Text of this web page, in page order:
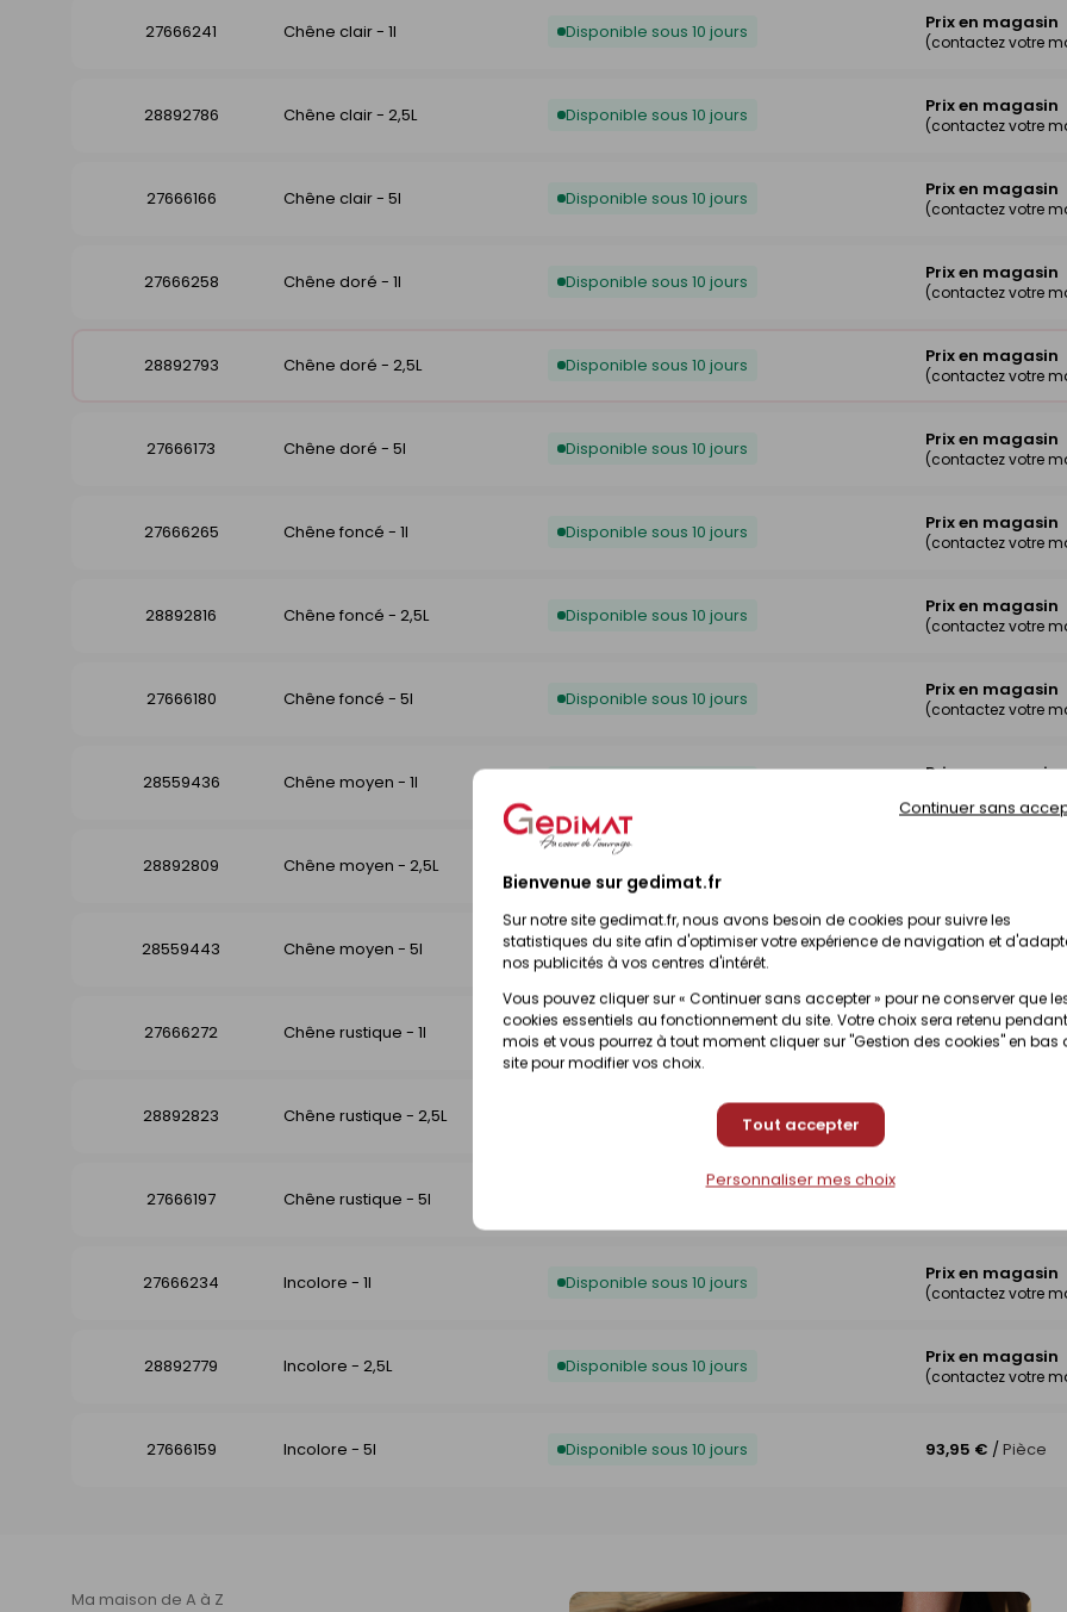
Bienvenue sur gedimat.fr
Sur notre site gedimat.fr, nous avons besoin de cookies pour suivre les
statistiques du site afin d'optimiser votre expérience de navigation et
nos publicités à vos centres d'intérêt.
Vous pouvez cliquer sur « Continuer sans accepter » pour ne conserver que
cookies essentiels au fonctionnement du site. Votre choix sera retenu pendant
mois et vous pourrez à tout moment cliquer sur "Gestion des cookies" en bas
site pour modifier vos choix.
Tout accepter
Continuer sans
Personnaliser mes choix
27666241 Chêne clair - 1l Disponible sous 10 jours Prix en magasin
(contactez votre
28892786 Chêne clair - 2,5L Disponible sous 10 jours Prix en magasin
(contactez votre
27666166 Chêne clair - 5l Disponible sous 10 jours Prix en magasin
(contactez votre
27666258 Chêne doré - 1l Disponible sous 10 jours Prix en magasin
(contactez votre
28892793 Chêne doré - 2,5L Disponible sous 10 jours Prix en magasin
(contactez votre
27666173 Chêne doré - 5l Disponible sous 10 jours Prix en magasin
(contactez votre
27666265 Chêne foncé - 1l Disponible sous 10 jours Prix en magasin
(contactez votre
28892816 Chêne foncé - 2,5L Disponible sous 10 jours Prix en magasin
(contactez votre
27666180 Chêne foncé - 5l Disponible sous 10 jours Prix en magasin
(contactez votre
28559436 Chêne moyen - 1l Prix en magasin
28892809 Chêne moyen - 2,5L
28559443 Chêne moyen - 5l Disponible sous 10 jours Prix en magasin
27666272 Chêne rustique - 1l Disponible sous 10 jours Prix en magasin
(contactez votre
28892823 Chêne rustique - 2,5L Disponible sur commande
27666197 Chêne rustique - 5l
27666234 Incolore - 1l Disponible sous 10 jours Prix en magasin
(contactez votre
28892779 Incolore - 2,5L Disponible sous 10 jours Prix en magasin
(contactez votre
27666159 Incolore - 5l Disponible sous 10 jours 93,95 € / Pièce
Ma maison de A à Z